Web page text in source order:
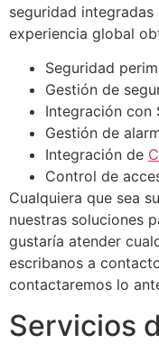
seguridad
experiencia global
Seguridad
Gestión de
Integración con
Gestión de
Integración de
Control de
Cualquiera que sea
nuestras soluciones
gustaría atender
escribanos a
contactaremos lo
Servicios